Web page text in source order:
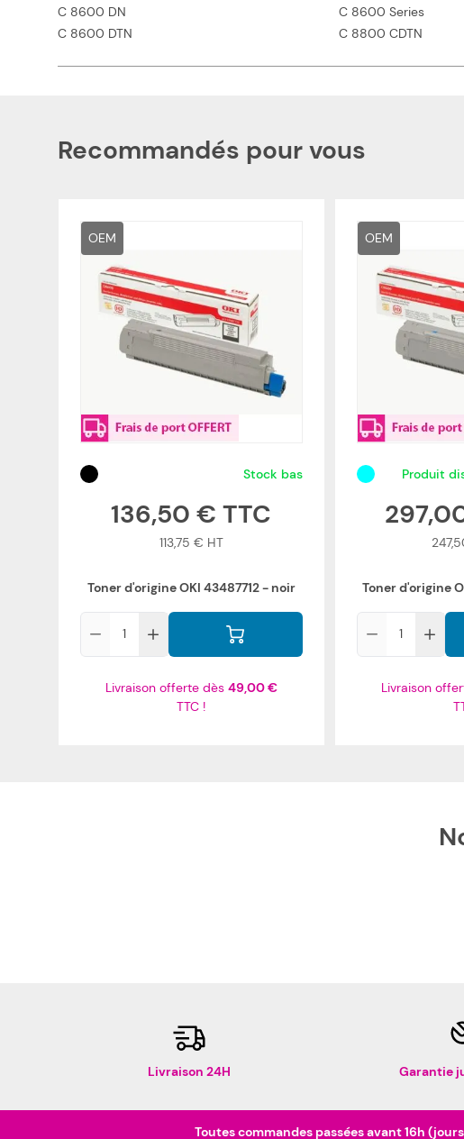
C 8600 DN
C 8600 DTN
C 8600 Series
C 8800 CDTN
Recommandés pour vous
OEM
Stock bas
136,50 €
113,75 €
Toner d'origine OKI 43487712 - noir
Livraison offerte dès 49,00 €
TTC !
OEM
Produit
Toner d'origine
Livraison
Livraison 24H Garantie
Toutes commandes passées avant 16h